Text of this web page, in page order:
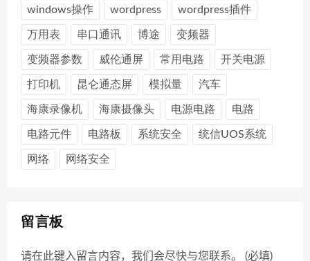
windows操作 wordpress wordpress插件
万用表 串口通讯 博途 变频器
变频器参数 威伦通屏 常用电路 开关电源
打印机 昆仑通态屏 模拟量 汽车
海康录像机 海康摄像头 电源电路 电路
电路元件 电路板 系统安全 统信UOS系统
网络 网络安全
留言板
请在此键入留言内容，我们会尽快与您联系。 (必填)